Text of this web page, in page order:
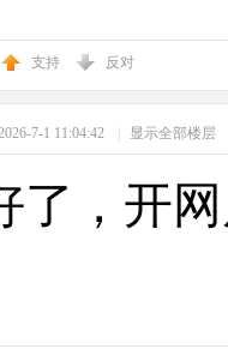
支持 反对
7-1 11:04:42 | 显示全部楼层
了，开